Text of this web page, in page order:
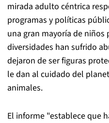
mirada adulto céntrica
programas y políticas
una gran mayoría de niños
diversidades han sufrido
dejaron de ser figuras
le dan al cuidado del
animales.
El informe "establece que